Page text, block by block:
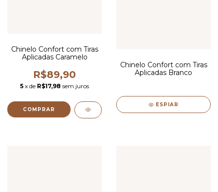
Chinelo Confort com Tiras
Aplicadas Caramelo
R$89,90
5 x de R$17,98 sem juros
COMPRAR
Chinelo Confort com Tiras
Aplicadas Branco
ESPIAR